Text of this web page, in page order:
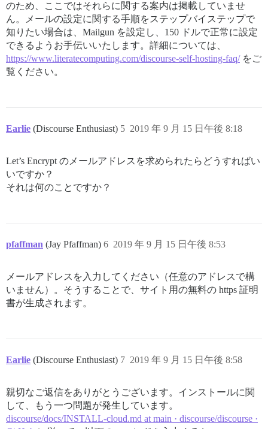
のため、ここではそれらに関する案内は掲載していませ
ん。メールの設定に関する手順をステップバイステップで
知りたい場合は、Mailgun を設定し、150 ドルで正常に設定
できるようお手伝いいたします。詳細については、
https://www.literatecomputing.com/discourse-self-hosting-faq/をご
覧ください。
Earlie (Discourse Enthusiast) 2019 年 9 月 15 日午後 8:18
5
Let’s Encrypt のメールアドレスを求められたらどうすればい
いですか？
それは何のことですか？
pfaffman (Jay Pfaffman) 2019 年 9 月 15 日午後 8:53
6
メールアドレスを入力してください（任意のアドレスで構
いません）。そうすることで、サイト用の無料の https 証明
書が生成されます。
Earlie (Discourse Enthusiast) 2019 年 9 月 15 日午後 8:58
7
親切なご返信をありがとうございます。インストールに関
して、もう一つ問題が発生しています。
discourse/docs/INSTALL-cloud.md at main · discourse/discourse ·